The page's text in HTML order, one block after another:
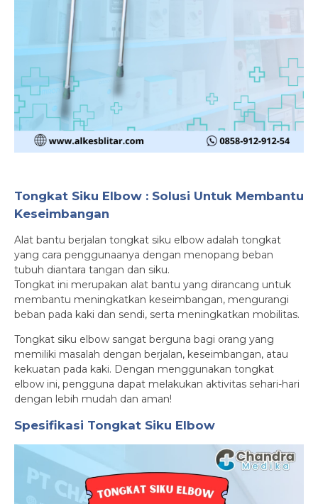
Tongkat Siku Elbow : Solusi Untuk Membantu
Keseimbangan
Alat bantu berjalan tongkat siku elbow adalah tongkat
yang cara penggunaanya dengan menopang beban
tubuh diantara tangan dan siku.
Tongkat ini merupakan alat bantu yang dirancang untuk
membantu meningkatkan keseimbangan, mengurangi
beban pada kaki dan sendi, serta meningkatkan mobilitas.
Tongkat siku elbow sangat berguna bagi orang yang
memiliki masalah dengan berjalan, keseimbangan, atau
kekuatan pada kaki. Dengan menggunakan tongkat
elbow ini, pengguna dapat melakukan aktivitas sehari-hari
dengan lebih mudah dan aman!
Spesifikasi Tongkat Siku Elbow